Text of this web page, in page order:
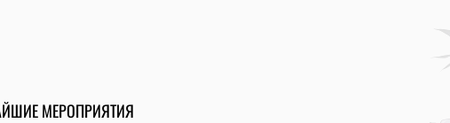
МЕРОПРИЯТИЯ